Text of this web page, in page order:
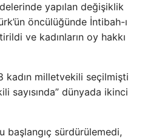
yapılan değişiklik
öncülüğünde İntibah-ı
ve kadınların oy hakkı
kadın milletvekili seçilmişti
sayısında” dünyada ikinci
başlangıç ​​sürdürülemedi,